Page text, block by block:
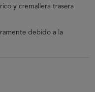
y cremallera trasera
debido a la